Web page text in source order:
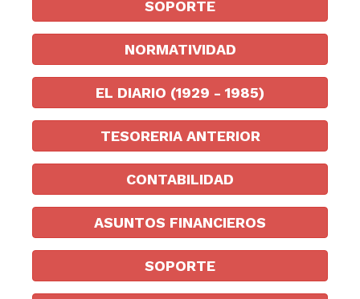
SOPORTE
NORMATIVIDAD
EL DIARIO (1929 - 1985)
TESORERIA ANTERIOR
CONTABILIDAD
ASUNTOS FINANCIEROS
SOPORTE